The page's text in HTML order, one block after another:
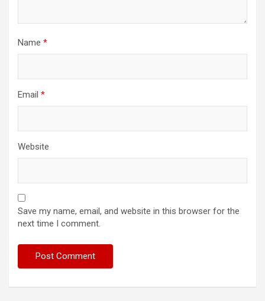
Name *
Email *
Website
Save my name, email, and website in this browser for the
next time I comment.